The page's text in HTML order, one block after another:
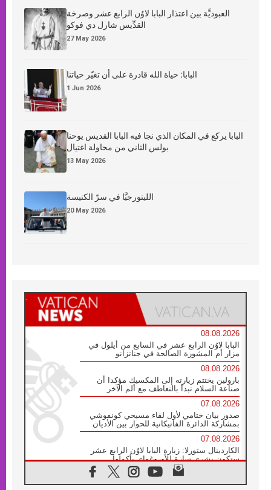
العبوديَّة بين اعتذار البابا لاوُن الرابع عشر وصرخة
القدِّيس شارل دي فوكو
27 May 2026
البابا: حياة الله قادرة على أن تغيّر حياتنا
1 Jun 2026
البابا يركع في المكان الذي نجا فيه البابا القديس يوحنا
بولس الثاني من محاولة اغتيال
13 May 2026
الليتورجيَّا في سرّ الكنيسة
20 May 2026
08.08.2026
البابا لاوُن الرابع عشر في السابع من أيلول في
مزار أم المشورة الصالحة في جناتزانو
08.08.2026
بارولين يختتم زيارته إلى المكسيك مؤكدا أن
صناعة السلام تبدأ بالتعاطف مع ألم الآخر
07.08.2026
صدور بيان ختامي لأول لقاء مسيحي كونفوشي
بمشاركة الدائرة الفاتيكانية للحوار بين الأديان
07.08.2026
الكاردينال ستورلا: زيارة البابا لاوُن الرابع عشر
ستكون بشرى سارة للأوروغواي بأكملها
الفاتيكان يعلن برنامج الزيارة الرسولية للبابا لاوُن